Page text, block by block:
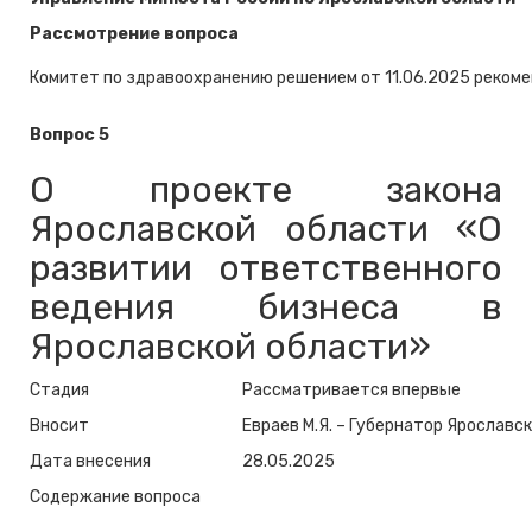
Рассмотрение вопроса
Комитет по здравоохранению решением от 11.06.2025
Вопрос 5
О проекте закона
Ярославской области «О
развитии ответственного
ведения бизнеса в
Ярославской области»
Стадия
Рассматривается впервые
Вносит
Евраев М.Я. – Губернатор
Дата внесения
28.05.2025
Содержание вопроса